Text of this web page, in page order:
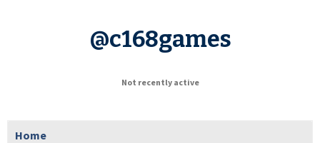
@c168games
Not recently active
Home